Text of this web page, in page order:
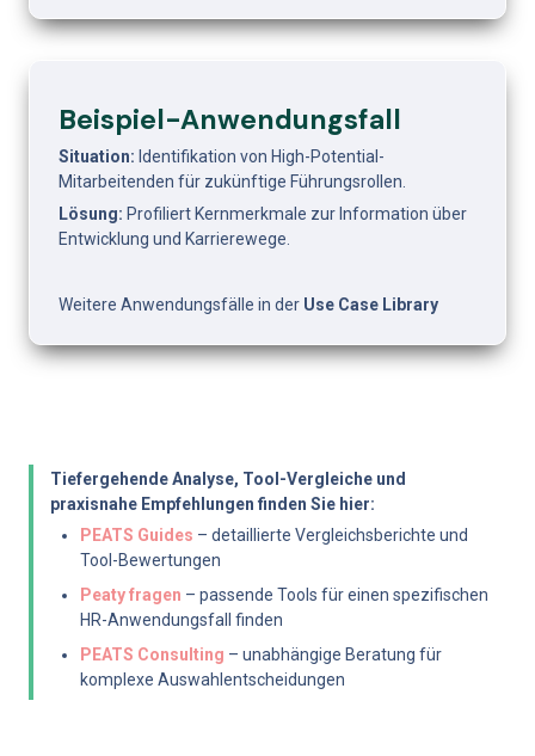
Beispiel-Anwendungsfall
Situation: Identifikation von High-Potential-
Mitarbeitenden für zukünftige Führungsrollen.
Lösung: Profiliert Kernmerkmale zur Information über
Entwicklung und Karrierewege.
Weitere Anwendungsfälle in der Use Case Library
Tiefergehende Analyse, Tool-Vergleiche und
praxisnahe Empfehlungen finden Sie hier:
PEATS Guides – detaillierte Vergleichsberichte und
Tool-Bewertungen
Peaty fragen – passende Tools für einen spezifischen
HR-Anwendungsfall finden
PEATS Consulting – unabhängige Beratung für
komplexe Auswahlentscheidungen